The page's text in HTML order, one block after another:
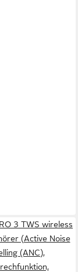
3 TWS wireless
(Active Noise
(ANC),